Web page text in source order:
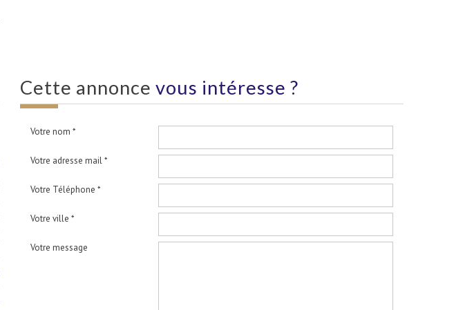
cette annonce vous intéresse ?
Votre nom *
Votre adresse mail *
Votre Téléphone *
Votre ville *
Votre message